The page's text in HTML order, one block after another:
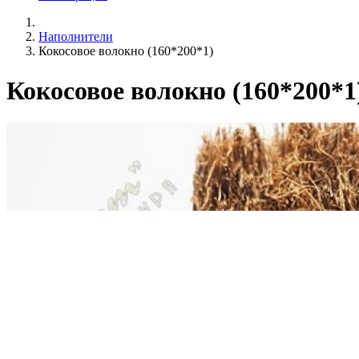
Наполнители
Кокосовое волокно (160*200*1)
Кокосовое волокно